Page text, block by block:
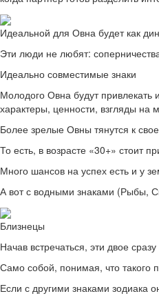
Идеальной для Овна будет как
Эти люди не любят:
Идеально совместимые знаки
Молодого Овна будут привлекать
характеры, ценности, взгляды на
Более зрелые Овны тянутся к
То есть, в возрасте «30+» стоит
Много шансов на успех есть и у
А вот с водными знаками (Рыбы,
Близнецы
Начав встречаться, эти двое
Само собой, понимая, что
Если с другими знаками зодиака